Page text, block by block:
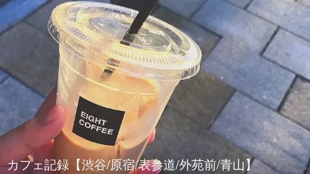
カフェ記録【渋谷/原宿/表参道/外苑前/青山】